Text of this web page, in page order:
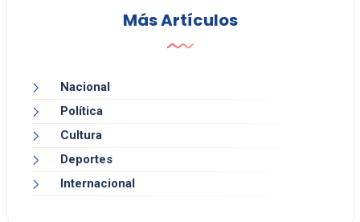
Más Artículos
Nacional
Política
Cultura
Deportes
Internacional